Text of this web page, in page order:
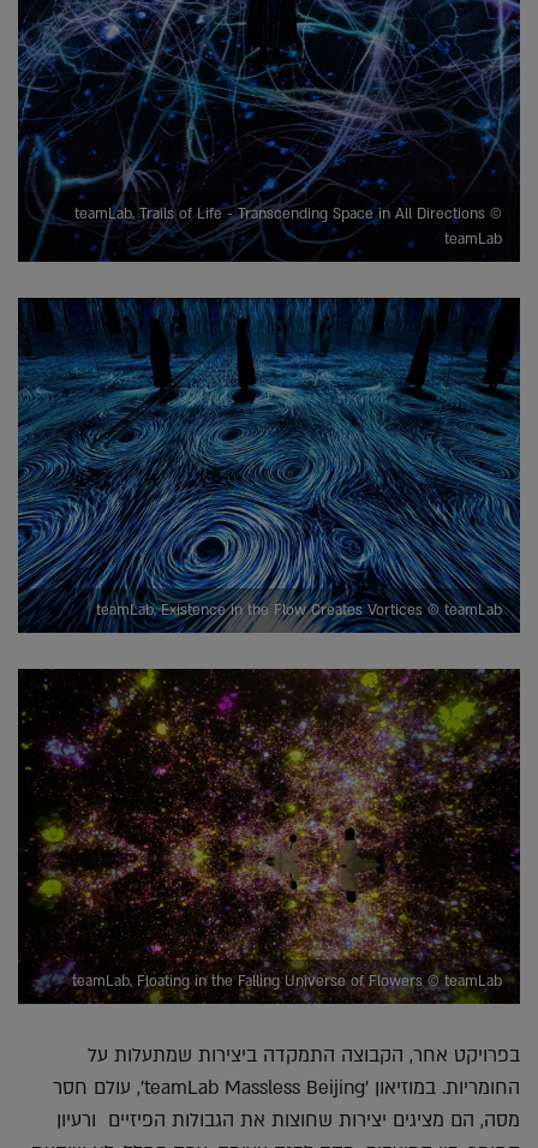
teamLab, Trails of Life - Transcending Space in All Directions ©
teamLab
teamLab, Existence in the Flow Creates Vortices © teamLab
teamLab, Floating in the Falling Universe of Flowers © teamLab
בפרויקט אחר, הקבוצה התמקדה ביצירות שמתעלות על
החומריות. במוזיאון 'teamLab Massless Beijing', עולם חסר
מסה, הם מציגים יצירות שחוצות את הגבולות הפיזיים ורעיון